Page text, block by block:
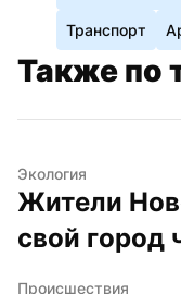
Транспорт
Также по
Экология
Жители
свой город
Происшествия